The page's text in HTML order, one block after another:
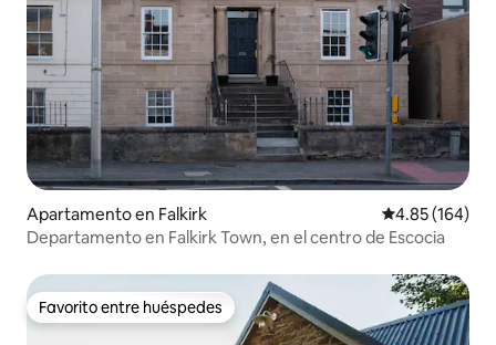
Apartamento en Falkirk Calificación
4.85 (164)
Departamento en Falkirk Town, en el centro de Escocia
Favorito entre huéspedes
Favorito entre huéspedes